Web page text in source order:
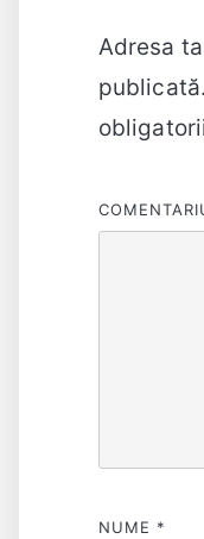
Adresa
publicată.
NUME *